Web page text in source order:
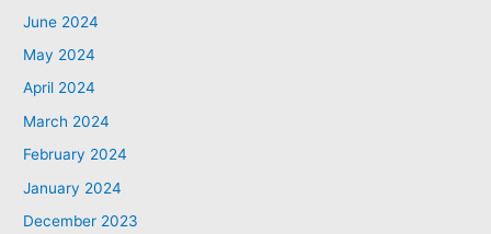
June 2024
May 2024
April 2024
March 2024
February 2024
January 2024
December 2023